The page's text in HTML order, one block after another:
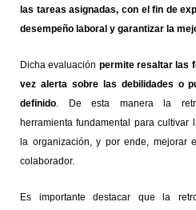
las tareas asignadas, con el fin de
desempeño laboral y garantizar la
Dicha evaluación permite resaltar las
vez alerta sobre las debilidades o
definido. De esta manera la
herramienta fundamental para cultivar
la organización, y por ende, mejorar
colaborador.
Es importante destacar que la